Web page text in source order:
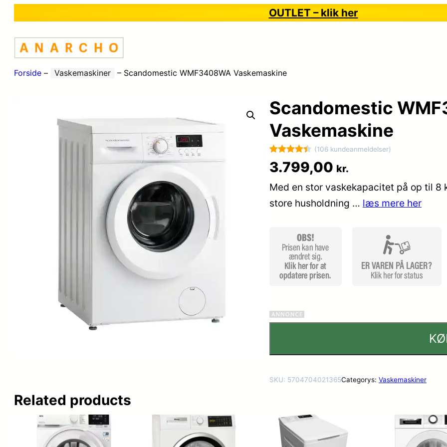
OUTLET – klik her
Forside – Vaskemaskiner – Scandomestic WMF3408WA Vaskemaskine
Scandomestic
Vaskemaskine
Bedømt
som 4.4
ud af 5
baseret
106
mmelser
(106 kundeanmeldelser)
3.799,00 kr.
Med en stor vaskekapacitet på op til 8
store husholdning … læs mere her
SKU: 5704704021365Categorys: Vaskemaskiner
Related products